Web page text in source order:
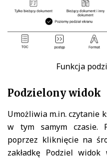
Funkcja
Podzielony widok
Umożliwia m.in. czytanie
w tym samym czasie.
poprzez kliknięcie na
zakładkę Podziel